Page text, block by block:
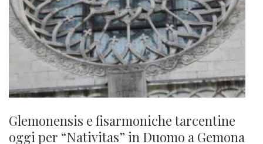
Glemonensis e fisarmoniche tarcentine
oggi per “Nativitas” in Duomo a Gemona